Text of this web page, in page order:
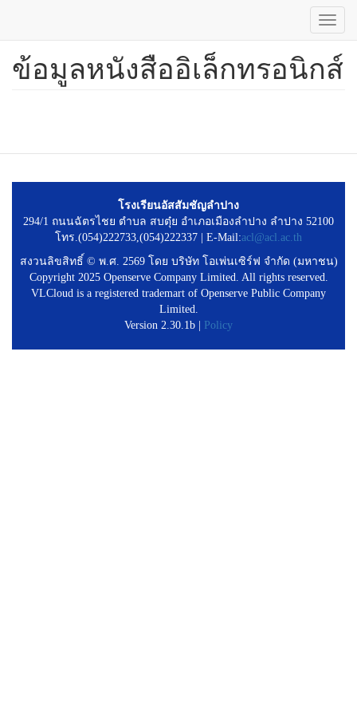
ข้าม
ข้อมูลหนังสืออิเล็กทรอนิกส์
โรงเรียนอัสสัมชัญลำปาง
294/1 ถนนฉัตรไชย ตำบล สบตุ๋ย อำเภอเมืองลำปาง ลำปาง 52100
โทร.(054)222733,(054)222337 | E-Mail:acl@acl.ac.th
สงวนลิขสิทธิ์ © พ.ศ. 2569 โดย บริษัท โอเพ่นเซิร์ฟ จำกัด (มหาชน)
Copyright 2025 Openserve Company Limited. All rights reserved.
VLCloud is a registered trademart of Openserve Public Company
Limited.
Version 2.30.1b |
Policy